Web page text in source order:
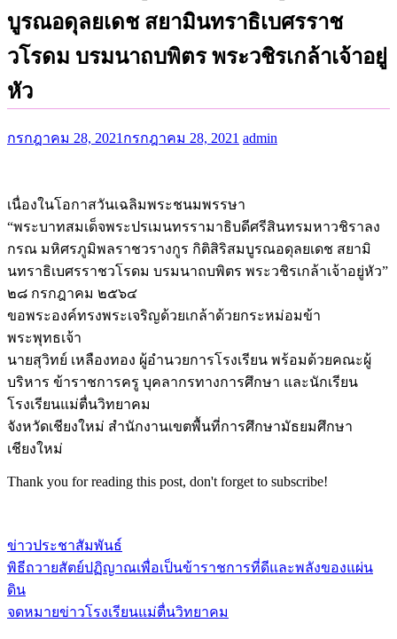
บูรณอดุลยเดช สยามินทราธิเบศรราช
วโรดม บรมนาถบพิตร พระวชิรเกล้าเจ้าอยู่
หัว
กรกฎาคม 28, 2021 กรกฎาคม 28, 2021 admin
เนื่องในโอกาสวันเฉลิมพระชนมพรรษา
“พระบาทสมเด็จพระปรเมนทรรามาธิบดีศรีสินทรมหาวชิราลง
กรณ มหิศรภูมิพลราชวรางกูร กิติสิริสมบูรณอดุลยเดช สยามิ
นทราธิเบศรราชวโรดม บรมนาถบพิตร พระวชิรเกล้าเจ้าอยู่หัว”
๒๘ กรกฎาคม ๒๕๖๔
ขอพระองค์ทรงพระเจริญด้วยเกล้าด้วยกระหม่อมข้า
พระพุทธเจ้า
นายสุวิทย์ เหลืองทอง ผู้อำนวยการโรงเรียน พร้อมด้วยคณะผู้
บริหาร ข้าราชการครู บุคลากรทางการศึกษา และนักเรียน
โรงเรียนแม่ตื่นวิทยาคม
จังหวัดเชียงใหม่ สำนักงานเขตพื้นที่การศึกษามัธยมศึกษา
เชียงใหม่
Thank you for reading this post, don't forget to subscribe!
ข่าวประชาสัมพันธ์
แนะแนว
เรื่อง
พิธีถวายสัตย์ปฏิญาณเพื่อเป็นข้าราชการที่ดีและพลังของแผ่น
ดิน
จดหมายข่าวโรงเรียนแม่ตื่นวิทยาคม